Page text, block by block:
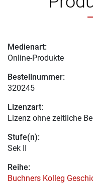
Medienart:
Online-Produkte
Bestellnummer:
320245
Lizenzart:
Lizenz ohne zeitliche
Stufe(n):
Sek II
Reihe:
Buchners Kolleg